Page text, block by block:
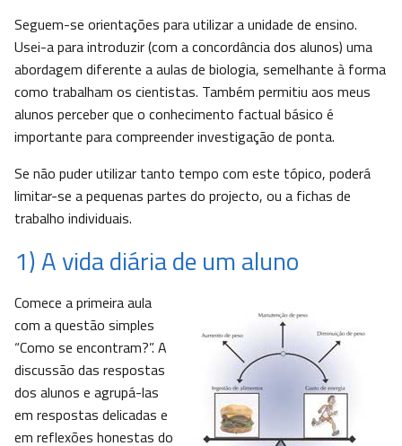
Seguem-se orientações para utilizar a unidade de ensino.
Usei-a para introduzir (com a concordância dos alunos) uma
abordagem diferente a aulas de biologia, semelhante à forma
como trabalham os cientistas. Também permitiu aos meus
alunos perceber que o conhecimento factual básico é
importante para compreender investigação de ponta.
Se não puder utilizar tanto tempo com este tópico, poderá
limitar-se a pequenas partes do projecto, ou a fichas de
trabalho individuais.
1) A vida diária de um aluno
Comece a primeira aula
com a questão simples
“Como se encontram?”. A
discussão das respostas
dos alunos e agrupá-las
em respostas delicadas e
em reflexões honestas do